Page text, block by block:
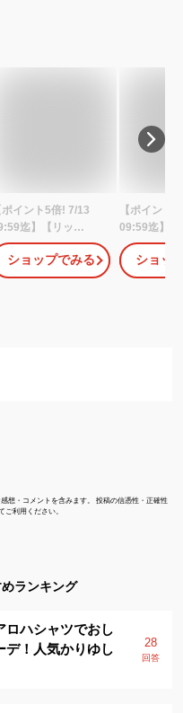
ポイント5倍! 7/13
迄】【リッ
/LYKKE】マイニチお
してもよれにくい
分袖 Tシャツ ◆ 140
学校 おしゃれ 春 秋
メゾン
ショップでみる
【ポイント
09:59迄】【
チーフ】 七
◆ 80 90 100
130 140 ◆◇
ショッ
想・コメントを含みます。 投稿の信憑性・正確性
ご利用ください。
ランキング
ロハシャツでおし
デ！人気かりゆし
28
回答